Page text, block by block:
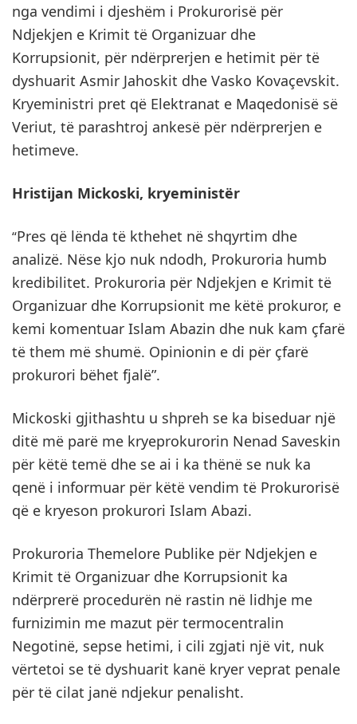
nga vendimi i djeshëm i Prokurorisë për
Ndjekjen e Krimit të Organizuar dhe
Korrupsionit, për ndërprerjen e hetimit për të
dyshuarit Asmir Jahoskit dhe Vasko Kovaçevskit.
Kryeministri pret që Elektranat e Maqedonisë së
Veriut, të parashtroj ankesë për ndërprerjen e
hetimeve.
Hristijan Mickoski, kryeministër
“Pres që lënda të kthehet në shqyrtim dhe
analizë. Nëse kjo nuk ndodh, Prokuroria humb
kredibilitet. Prokuroria për Ndjekjen e Krimit të
Organizuar dhe Korrupsionit me këtë prokuror, e
kemi komentuar Islam Abazin dhe nuk kam çfarë
të them më shumë. Opinionin e di për çfarë
prokurori bëhet fjalë”.
Mickoski gjithashtu u shpreh se ka biseduar një
ditë më parë me kryeprokurorin Nenad Saveskin
për këtë temë dhe se ai i ka thënë se nuk ka
qenë i informuar për këtë vendim të Prokurorisë
që e kryeson prokurori Islam Abazi.
Prokuroria Themelore Publike për Ndjekjen e
Krimit të Organizuar dhe Korrupsionit ka
ndërprerë procedurën në rastin në lidhje me
furnizimin me mazut për termocentralin
Negotinë, sepse hetimi, i cili zgjati një vit, nuk
vërtetoi se të dyshuarit kanë kryer veprat penale
për të cilat janë ndjekur penalisht.